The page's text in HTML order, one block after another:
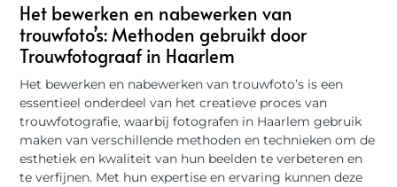
Het bewerken en nabewerken van
trouwfoto’s: Methoden gebruikt door
Trouwfotograaf in Haarlem
Het bewerken en nabewerken van trouwfoto’s is een
essentieel onderdeel van het creatieve proces van
trouwfotografie, waarbij fotografen in Haarlem gebruik
maken van verschillende methoden en technieken om de
esthetiek en kwaliteit van hun beelden te verbeteren en
te verfijnen. Met hun expertise en ervaring kunnen deze